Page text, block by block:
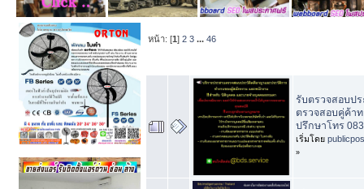
หน้า: [1]2 3 ...46
รับตรวจสอบป
ตรวจสอบคู่ค้า
ปรึกษาโทร
เริ่มโดย
»